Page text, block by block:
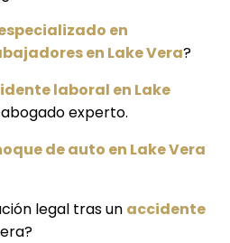
en
en Lake Vera?
laboral en Lake
experto.
de auto en Lake Vera
legal tras un accidente